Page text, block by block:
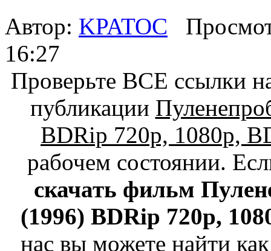
Автор: KPATOC
16:27
Проверьте ВСЕ ссылки
публикации
BDRip 720p, 1080p,
рабочем состоянии.
скачать фильм
(1996) BDRip 720p,
нас вы можете найти